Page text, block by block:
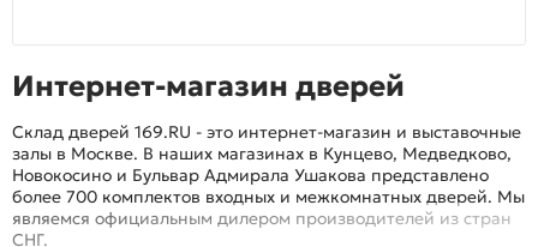
Интернет-магазин дверей
Склад дверей 169.RU - это интернет-магазин и выставочные
залы в Москве. В наших магазинах в Кунцево, Медведково,
Новокосино и Бульвар Адмирала Ушакова представлено
более 700 комплектов входных и межкомнатных дверей. Мы
являемся официальным дилером производителей из стран
СНГ.